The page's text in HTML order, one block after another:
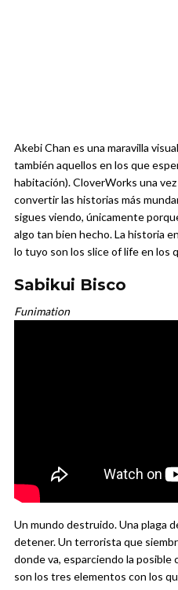
Akebi Chan es una maravilla
también aquellos en los que
habitación). CloverWorks una
convertir las historias más
sigues viendo, únicamente
algo tan bien hecho. La historia
lo tuyo son los slice of life en los
Sabikui Bisco
Funimation
Un mundo destruido. Una plaga
detener. Un terrorista que
donde va, esparciendo la posible
son los tres elementos con los